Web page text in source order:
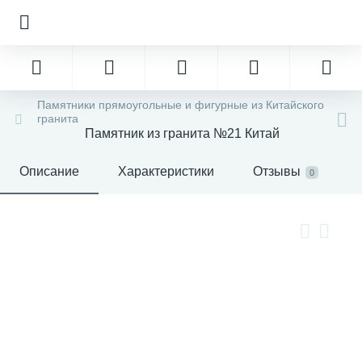
Памятники прямоугольные и фигурные из Китайского
гранита
Памятник из гранита №21 Китай
Описание Характеристики Отзывы 0